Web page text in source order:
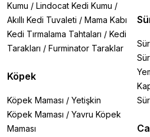
Kumu / Lindocat Kedi Kumu /
Akıllı Kedi Tuvaleti / Mama Kabı
Kedi Tırmalama Tahtaları / Kedi
Tarakları / Furminator Taraklar
Köpek
Köpek Maması / Yetişkin
Köpek Maması / Yavru Köpek
Maması